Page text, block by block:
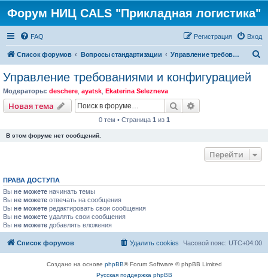
Форум НИЦ CALS "Прикладная логистика"
FAQ Вход
Регистрация
Список форумов Вопросы стандартизации Управление требованиями и конфигурацией
Управление требованиями и конфигурацией
Модераторы: deschere ayatsk Ekaterina Selezneva
Новая тема Поиск
0 тем • Страница 1 из 1
В этом форуме нет сообщений.
Перейти
ПРАВА ДОСТУПА
Вы не можете начинать темы
Вы не можете отвечать на сообщения
Вы не можете редактировать свои сообщения
Вы не можете удалять свои сообщения
Вы не можете добавлять вложения
Список форумов Часовой пояс: UTC+04:00
Удалить cookies
Создано на основе phpBB® Forum Software © phpBB Limited
Русская поддержка phpBB